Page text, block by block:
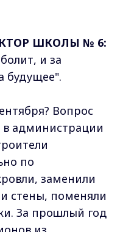
ШКОЛЫ № 6:
и за
будущее".
Вопрос
в администрации
по
заменили
стены, поменяли
За прошлый год